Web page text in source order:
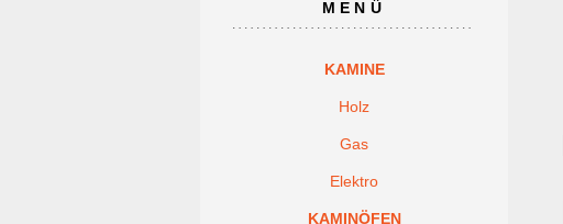
MENÜ
KAMINE
Holz
Gas
Elektro
KAMINÖFEN